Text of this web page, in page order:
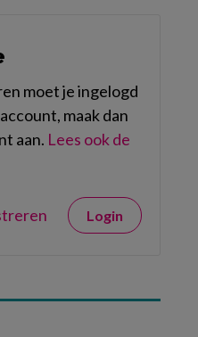
moet je ingelogd
maak dan
aan. Lees ook de
Login